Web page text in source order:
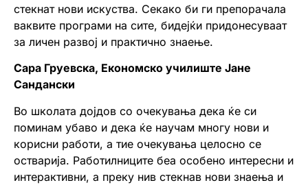
стекнат нови искуства. Секако би ги препорачала
ваквите програми на сите, бидејќи придонесуваат
за личен развој и практично знаење.
Сара Груевска, Економско училиште Јане
Сандански
Во школата дојдов со очекувања дека ќе си
поминам убаво и дека ќе научам многу нови и
корисни работи, а тие очекувања целосно се
остварија. Работилниците беа особено интересни и
интерактивни, а преку нив стекнав нови знаења и